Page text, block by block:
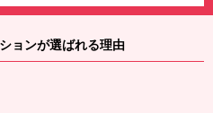
ョンが選ばれる理由